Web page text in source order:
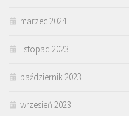
marzec 2024
listopad 2023
październik 2023
wrzesień 2023